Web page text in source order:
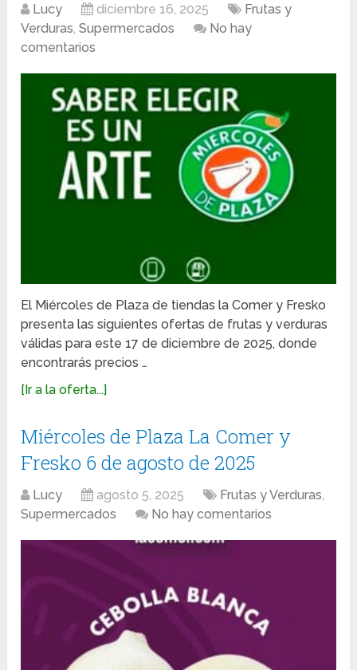
Lucy diciembre 16, 2025
Frutas y
Verduras,Supermercados
No hay
comentarios
El Miércoles de Plaza de tiendas la Comer y Fresko
presenta las siguientes ofertas de frutas y verduras
válidas para este 17 de diciembre de 2025, donde
encontrarás precios …
[Ir a la oferta...]
Miércoles de Plaza La Comer y
Fresko 6 de agosto de 2025
Lucy agosto 5, 2025 Frutas y Verduras,
Supermercados
No hay comentarios